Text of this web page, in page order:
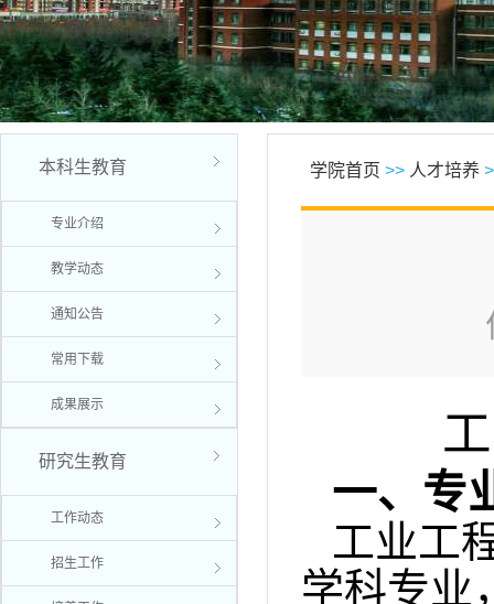
本科生教育
专业介绍
教学动态
通知公告
常用下载
成果展示
研究生教育
工作动态
招生工作
学院首页 >> 人才培养
一、 专
工业工
学科专业